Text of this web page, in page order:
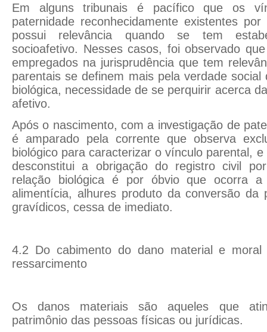
Em alguns tribunais é pacífico que os
paternidade reconhecidamente existentes
possui relevância quando se tem
socioafetivo. Nesses casos, foi observado
empregados na jurisprudência que tem
parentais se definem mais pela verdade social
biológica, necessidade de se perquirir acerca
afetivo.
Após o nascimento, com a investigação de
é amparado pela corrente que observa
biológico para caracterizar o vínculo parental,
desconstitui a obrigação do registro civil
relação biológica é por óbvio que ocorra a
alimentícia, alhures produto da conversão da
gravídicos, cessa de imediato.
4.2 Do cabimento do dano material e
ressarcimento
Os danos materiais são aqueles que
patrimônio das pessoas físicas ou jurídicas.